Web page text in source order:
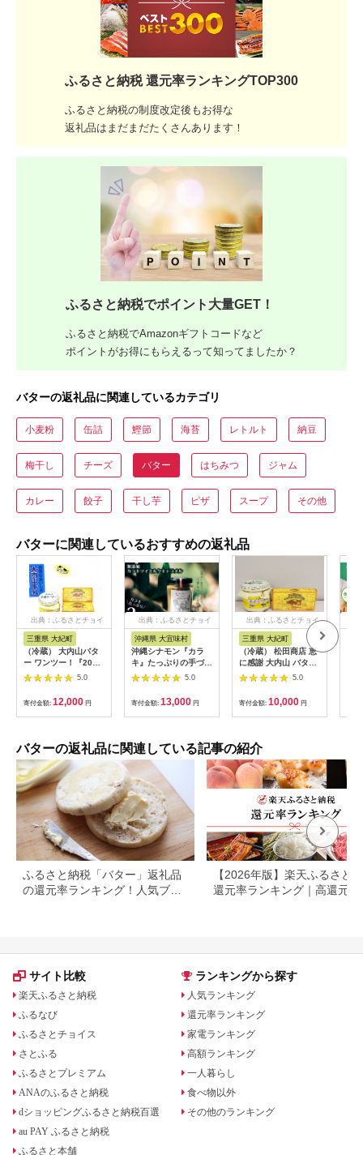
ふるさと納税 還元率ランキングTOP300
ふるさと納税の制度改定後もお得な
返礼品はまだまだたくさんあります！
ふるさと納税でポイント大量GET！
ふるさと納税でAmazonギフトコードなど
ポイントがお得にもらえるって知ってましたか？
バターの返礼品に関連しているカテゴリ
小麦粉 缶詰 鰹節 海苔 レトルト 納豆
梅干し チーズ バター はちみつ ジャム
カレー 餃子 干し芋 ピザ スープ その他
バターに関連しているおすすめの返礼品
出典：ふるさとチョイ
三重県 大紀町
（冷蔵） 大内山バタ
ー ワンツー！『200
ｇ×2個＆300ｇ×1
個』 恵みに感謝 松田
商店 ／ 手造り バター
セット ふるさと納税
三重県 大紀町
5.0
寄付金額: 12,000 円
出典：ふるさとチョイ
沖縄県 大宜味村
沖縄シナモン『カラ
キ』たっぷりの手づく
り無添加カラキソイミ
ルクキャラメル
5.0
寄付金額: 13,000 円
出典：ふるさとチョイ
三重県 大紀町
（冷蔵） 松田商店 恵
に感謝 大内山 バター
ワンダフル ／ ふるさ
と納税 チャーン製法
三重県 大紀町
5.0
寄付金額: 10,000 円
バターの返礼品に関連している記事の紹介
ふるさと納税「バター」返礼品
の還元率ランキング！人気ブラ
【2026年版】楽天ふるさと
還元率ランキング｜高還元率
サイト比較
楽天ふるさと納税
ふるなび
ふるさとチョイス
さとふる
ふるさとプレミアム
ANAのふるさと納税
dショッピングふるさと納税百選
au PAY ふるさと納税
ふるさと本舗
ランキングから探す
人気ランキング
還元率ランキング
家電ランキング
高額ランキング
一人暮らし
食べ物以外
その他のランキング